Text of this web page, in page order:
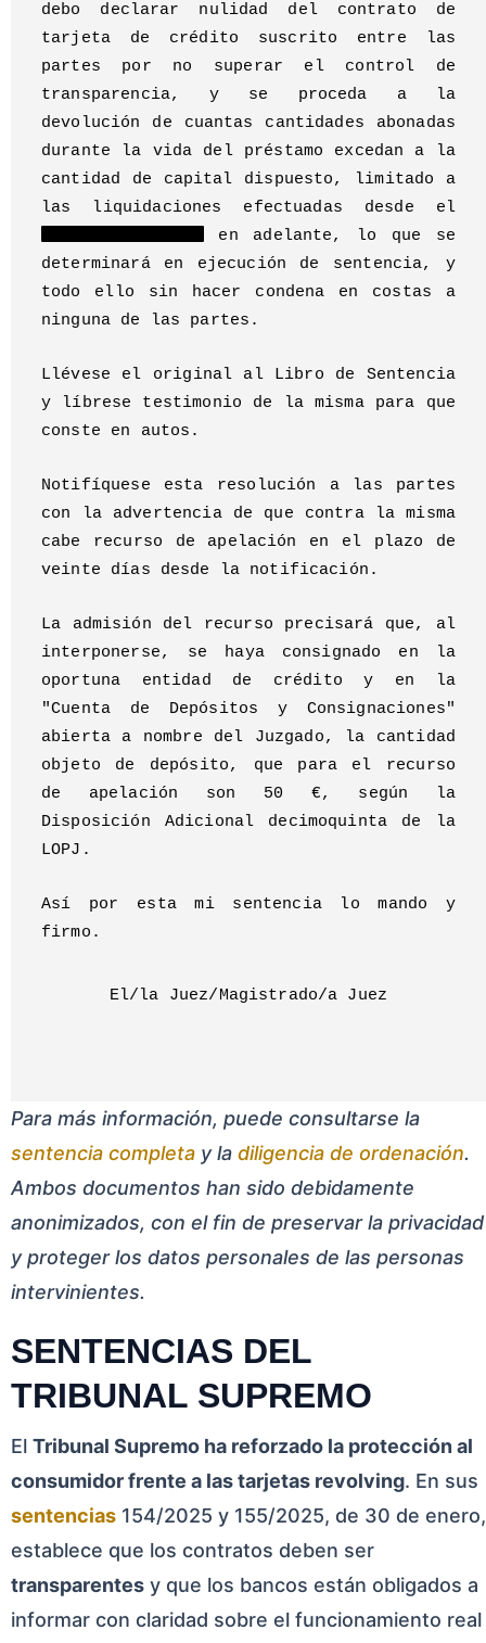
debo declarar nulidad del contrato de
tarjeta de crédito suscrito entre las
partes por no superar el control de
transparencia, y se proceda a la
devolución de cuantas cantidades abonadas
durante la vida del préstamo excedan a la
cantidad de capital dispuesto, limitado a
las liquidaciones efectuadas desde el
en adelante, lo que se
determinará en ejecución de sentencia, y
todo ello sin hacer condena en costas a
ninguna de las partes.
Llévese el original al Libro de Sentencia
y líbrese testimonio de la misma para que
conste en autos.
Notifíquese esta resolución a las partes
con la advertencia de que contra la misma
cabe recurso de apelación en el plazo de
veinte días desde la notificación.
La admisión del recurso precisará que, al
interponerse, se haya consignado en la
oportuna entidad de crédito y en la
"Cuenta de Depósitos y Consignaciones"
abierta a nombre del Juzgado, la cantidad
objeto de depósito, que para el recurso
de apelación son 50 €, según la
Disposición Adicional decimoquinta de la
LOPJ.
Así por esta mi sentencia lo mando y
firmo.
El/la Juez/Magistrado/a Juez
Para más información, puede consultarse la
sentencia completa y la diligencia de ordenación.
Ambos documentos han sido debidamente
anonimizados, con el fin de preservar la privacidad
y proteger los datos personales de las personas
intervinientes.
SENTENCIAS DEL
TRIBUNAL SUPREMO
El Tribunal Supremo ha reforzado la protección al
consumidor frente a las tarjetas revolving. En sus
sentencias 154/2025 y 155/2025, de 30 de enero,
establece que los contratos deben ser
transparentes y que los bancos están obligados a
informar con claridad sobre el funcionamiento real